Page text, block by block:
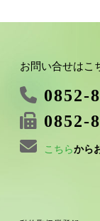
お問い合せはこ
0852-
0852-
こちらから